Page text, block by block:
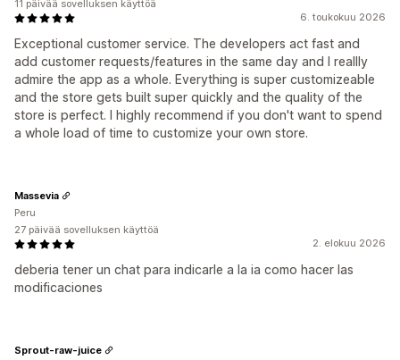
6. toukokuu 2026
Exceptional customer service. The developers act fast and
add customer requests/features in the same day and I reallly
admire the app as a whole. Everything is super customizeable
and the store gets built super quickly and the quality of the
store is perfect. I highly recommend if you don't want to spend
a whole load of time to customize your own store.
11 päivää sovelluksen käyttöä
2. elokuu 2026
deberia tener un chat para indicarle a la ia como hacer las
modificaciones
Massevia
Peru
27 päivää sovelluksen käyttöä
Sprout-raw-juice